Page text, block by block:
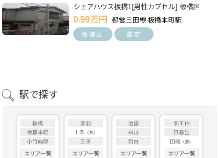
シェアハウス板橋1[男性カプセル] 板橋区
0.99万円 都営三田線 板橋本町駅
板橋区 最安
駅で探す
板橋
板橋本町
小竹向原
エリア一覧
赤羽
十条
王子
エリア一覧
池袋
白山
目白
エリア一覧
北千住
日暮里
田端
エリア一覧